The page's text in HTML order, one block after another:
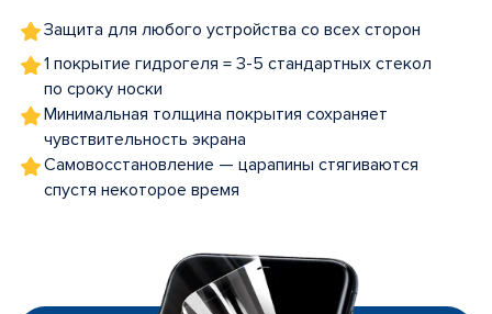
Защита для любого устройства со всех сторон
1 покрытие гидрогеля = 3-5 стандартных стекол
по сроку носки
Минимальная толщина покрытия сохраняет
чувствительность экрана
Самовосстановление — царапины стягиваются
спустя некоторое время